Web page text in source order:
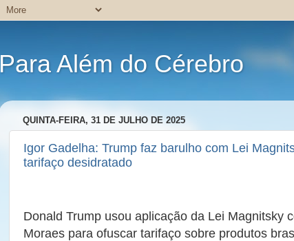
Para Além do Cérebro
QUINTA-FEIRA, 31 DE JULHO DE 2025
Igor Gadelha: Trump faz barulho com Lei
tarifaço desidratado
Donald Trump usou aplicação da Lei Magnitsky
Moraes para ofuscar tarifaço sobre produtos